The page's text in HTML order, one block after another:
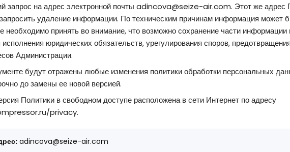
запрос на адрес электронной почты adincova@seize-air.com. Этот же адрес
удаление информации. По техническим причинам информация может
необходимо принять во внимание, что возможно сохранение части информации
юридических обязательств, урегулирования споров,
Администрации.
будут отражены любые изменения политики обработки персональных
до замены ее новой версией.
Политики в свободном доступе расположена в сети Интернет по адресу
privacy.
adincova@seize-air.com